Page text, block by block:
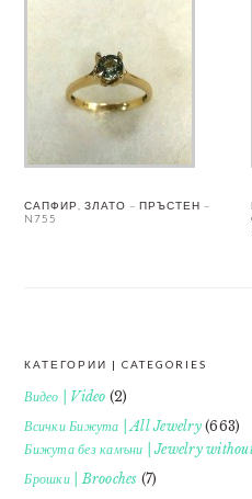
САПФИР, ЗЛАТО – ПРЪСТЕН –
N755
FOOTER
КАТЕГОРИИ | CATEGORIES
Видео | Video (2)
Всички Бижута | All Jewelry(663)
Бижута без камъни | Jewelry
Брошки | Brooches (7)